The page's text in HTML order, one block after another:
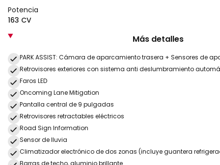
Potencia
163 CV
Más detalles
PARK ASSIST: Cámara de aparcamiento trasera + Sensores de
Retrovisores exteriores con sistema anti deslumbramiento
Faros LED
Oncoming Lane Mitigation
Pantalla central de 9 pulgadas
Retrovisores retractables eléctricos
Road Sign Information
Sensor de lluvia
Climatizador electrónico de dos zonas (incluye guantera
Barras de techo, aluminio brillante